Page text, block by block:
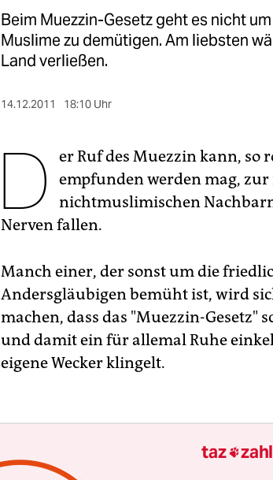
Beim Muezzin-Gesetz geht es nicht
Muslime zu demütigen. Am liebsten
Land verließen.
14.12.2011 18:10 Uhr
D
er Ruf des Muezzin kann, so
empfunden werden mag,
nichtmuslimischen
Nerven fallen.
Manch einer, der sonst um die
Andersgläubigen bemüht ist, wird
machen, dass das "Muezzin-Gesetz"
und damit ein für allemal Ruhe
eigene Wecker klingelt.
taz 